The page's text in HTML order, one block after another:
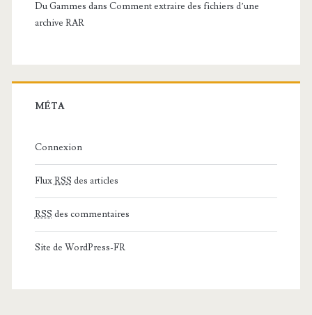
Du Gammes dans Comment extraire des fichiers d’une
archive RAR
MÉTA
Connexion
FluxRSS des articles
RSS des commentaires
Site de WordPress-FR